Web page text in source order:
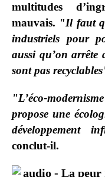
multitudes
mauvais. "Il faut
industriels pour
aussi qu’on arrête
sont pas
"L’éco-
propose une
développement
conclut-il.